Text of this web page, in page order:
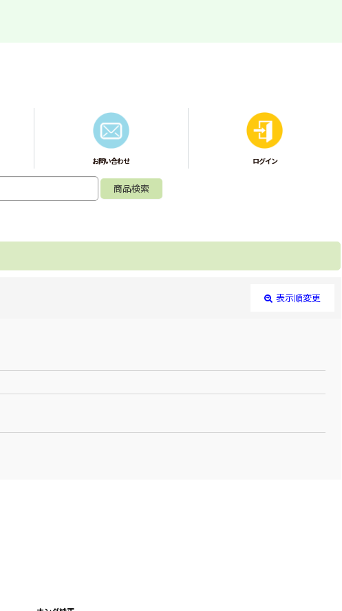
お問い合わせ ログイン
表示順変更